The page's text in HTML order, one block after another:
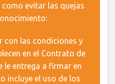
evitar las quejas
con las condiciones y
en el Contrato de
le entrega a firmar en
incluye el uso de los